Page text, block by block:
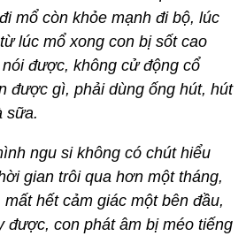
mổ còn khỏe mạnh đi bộ, lúc
lúc mổ xong con bị sốt cao
được, không cử động cổ
được gì, phải dùng ống hút, hút
sữa.
ngu si không có chút hiểu
gian trôi qua hơn một tháng,
hết cảm giác một bên đầu,
được, con phát âm bị méo tiếng